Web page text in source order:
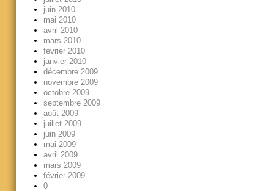
juin 2010
mai 2010
avril 2010
mars 2010
février 2010
janvier 2010
décembre 2009
novembre 2009
octobre 2009
septembre 2009
août 2009
juillet 2009
juin 2009
mai 2009
avril 2009
mars 2009
février 2009
0